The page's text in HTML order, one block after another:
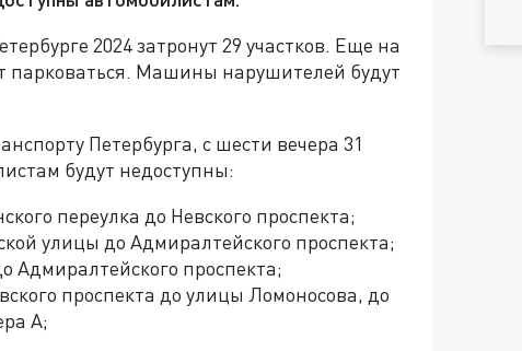
2024 затронут 29 участков. Еще на
парковаться. Машины нарушителей будут
Петербурга, с шести вечера 31
будут недоступны:
переулка до Невского проспекта;
улицы до Адмиралтейского проспекта;
Адмиралтейского проспекта;
проспекта до улицы Ломоносова, до
А;